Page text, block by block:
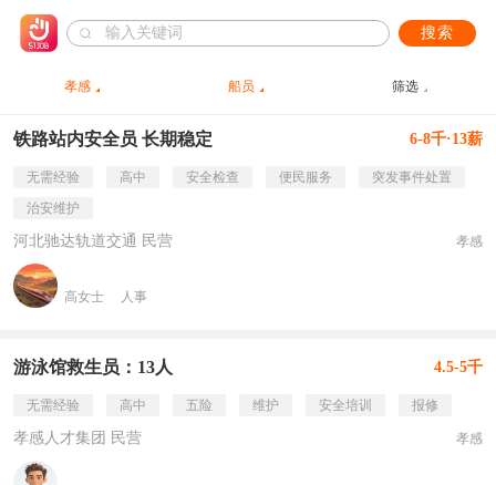
搜索
孝感 船员 筛选
铁路站内安全员 长期稳定 6-8千·13薪
无需经验 高中 安全检查 便民服务
突发事件处置
治安维护
河北驰达轨道交通 民营 孝感
高女士 人事
游泳馆救生员：13人 4.5-5千
无需经验 高中 五险 维护 安全培训 报修
孝感人才集团 民营 孝感